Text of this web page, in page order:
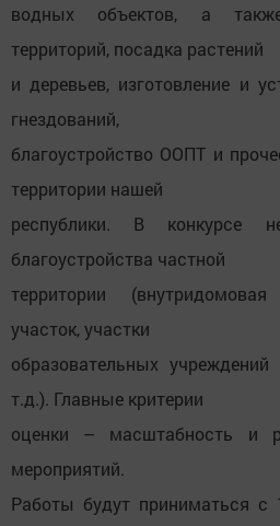
водных объектов, а
территорий, посадка растений
и деревьев, изготовление и
гнездований,
благоустройство ООПТ и
территории нашей
республики. В конкурсе
благоустройства частной
территории
участок, участки
образовательных
т.д.). Главные критерии
оценки – масштабность и
мероприятий.
Работы будут приниматься